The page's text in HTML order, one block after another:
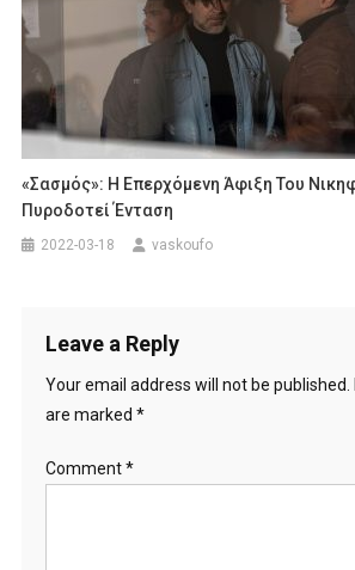
«Σασμός»: Η Επερχόμενη Άφιξη Του
Πυροδοτεί Ένταση
2022-03-18 vaskoufo
Leave a Reply
Your email address will not be published.
are marked *
Comment*